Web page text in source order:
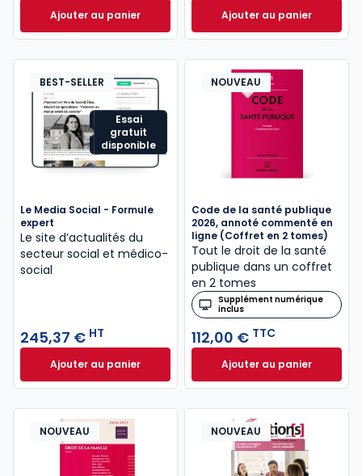
Ajouter au panierGuide familial - Offre papier + web à 147,97 € TTC
Ajouter au panier
Direction[s]
Essai
gratuit
disponible
BEST-SELLER
Le Media Social - Formule
expert
Le site d’actualités du
secteur social et médico-
social
245,37 € HT
Ajouter au panierLe Media Social - Formule expert à 245,37 € HT
NOUVEAU
Code de la santé publique
2026, annoté commenté en
ligne (Coffret en 2 tomes)
Tout le droit de la santé
publique dans un coffret
en 2 tomes
Supplément numérique
inclus
112,00 € TTC
Ajouter au panier
Code de la santé
NOUVEAU NOUVEAU